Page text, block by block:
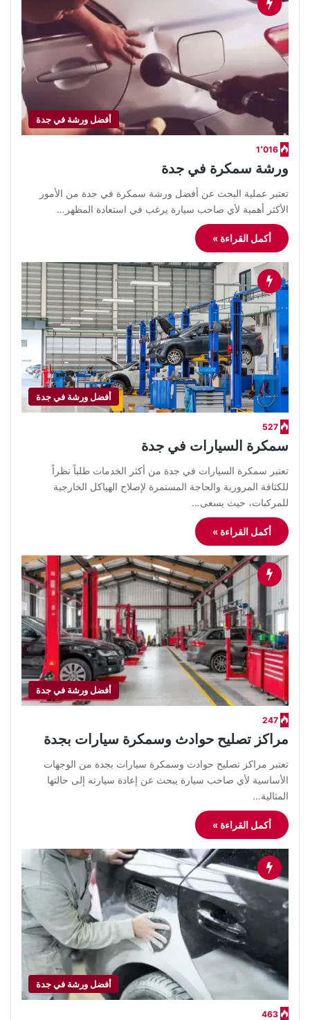
أفضل ورشة في جدة
1٬016
ورشة سمكرة في جدة
​تعتبر عملية البحث عن أفضل ورشة سمكرة في جدة من الأمور
الأكثر أهمية لأي صاحب سيارة يرغب في استعادة المظهر…
أكمل القراءة »
أفضل ورشة في جدة
527
سمكرة السيارات في جدة
تعتبر سمكرة السيارات في جدة من أكثر الخدمات طلباً نظراً
للكثافة المرورية والحاجة المستمرة لإصلاح الهياكل الخارجية
للمركبات، حيث يسعى…
أكمل القراءة »
أفضل ورشة في جدة
247
مراكز تصليح حوادث وسمكرة سيارات بجدة
تعتبر مراكز تصليح حوادث وسمكرة سيارات بجدة من الوجهات
الأساسية لأي صاحب سيارة يبحث عن إعادة سيارته إلى حالتها
المثالية…
أكمل القراءة »
أفضل ورشة في جدة
463